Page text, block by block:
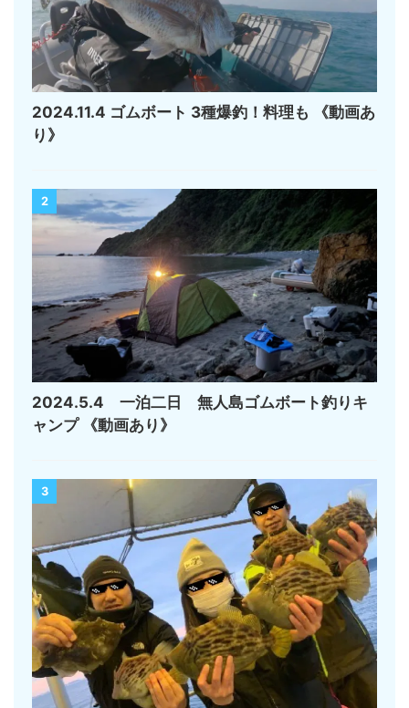
2024.11.4 ゴムボート 3種爆釣！料理も 《動画あ
り》
2
2024.5.4 一泊二日 無人島ゴムボート釣りキ
ャンプ 《動画あり》
3